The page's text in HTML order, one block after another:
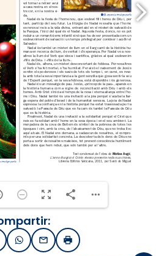
/ Twitter
WhatsApp
EmailImprimir